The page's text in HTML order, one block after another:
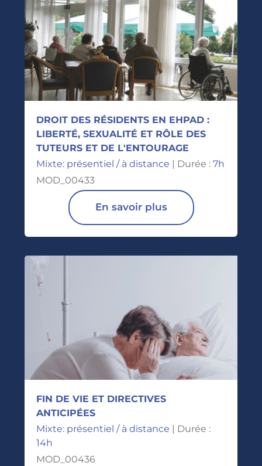
DROIT DES RÉSIDENTS EN EHPAD :
LIBERTÉ, SEXUALITÉ ET RÔLE DES
TUTEURS ET DE L'ENTOURAGE
Mixte: présentiel / à distance | Durée : 7h
MOD_00433
En savoir plus
FIN DE VIE ET DIRECTIVES
ANTICIPÉES
Mixte: présentiel / à distance | Durée :
14h
MOD_00436